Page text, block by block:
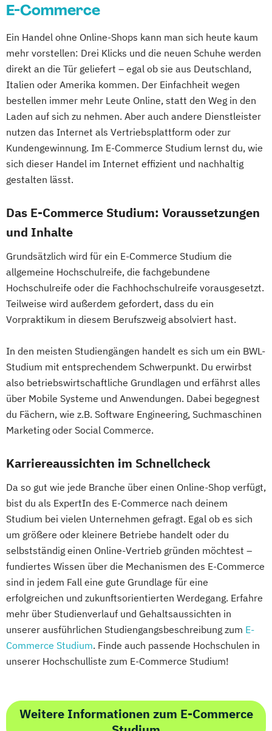
E-Commerce
Ein Handel ohne Online-Shops kann man sich heute kaum
mehr vorstellen: Drei Klicks und die neuen Schuhe werden
direkt an die Tür geliefert – egal ob sie aus Deutschland,
Italien oder Amerika kommen. Der Einfachheit wegen
bestellen immer mehr Leute Online, statt den Weg in den
Laden auf sich zu nehmen. Aber auch andere Dienstleister
nutzen das Internet als Vertriebsplattform oder zur
Kundengewinnung. Im E-Commerce Studium lernst du, wie
sich dieser Handel im Internet effizient und nachhaltig
gestalten lässt.
Das E-Commerce Studium: Voraussetzungen
und Inhalte
Grundsätzlich wird für ein E-Commerce Studium die
allgemeine Hochschulreife, die fachgebundene
Hochschulreife oder die Fachhochschulreife vorausgesetzt.
Teilweise wird außerdem gefordert, dass du ein
Vorpraktikum in diesem Berufszweig absolviert hast.
In den meisten Studiengängen handelt es sich um ein BWL-
Studium mit entsprechendem Schwerpunkt. Du erwirbst
also betriebswirtschaftliche Grundlagen und erfährst alles
über Mobile Systeme und Anwendungen. Dabei begegnest
du Fächern, wie z.B. Software Engineering, Suchmaschinen
Marketing oder Social Commerce.
Karriereaussichten im Schnellcheck
Da so gut wie jede Branche über einen Online-Shop verfügt,
bist du als ExpertIn des E-Commerce nach deinem
Studium bei vielen Unternehmen gefragt. Egal ob es sich
um größere oder kleinere Betriebe handelt oder du
selbstständig einen Online-Vertrieb gründen möchtest –
fundiertes Wissen über die Mechanismen des E-Commerce
sind in jedem Fall eine gute Grundlage für eine
erfolgreichen und zukunftsorientierten Werdegang. Erfahre
mehr über Studienverlauf und Gehaltsaussichten in
unserer ausführlichen Studiengangsbeschreibung zum E-
Commerce Studium. Finde auch passende Hochschulen in
unserer Hochschulliste zum E-Commerce Studium!
Weitere Informationen zum E-Commerce